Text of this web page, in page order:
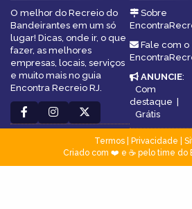
O melhor do Recreio do
Bandeirantes em um só
lugar! Dicas, onde ir, o que
fazer, as melhores
empresas, locais, serviços
e muito mais no guia
Encontra Recreio RJ.
Sobre
Fale com o
ANUNCIE:
Com
destaque |
Grátis
Termos| Privacidade
Criado com ❤️ e ☕ pelo time do